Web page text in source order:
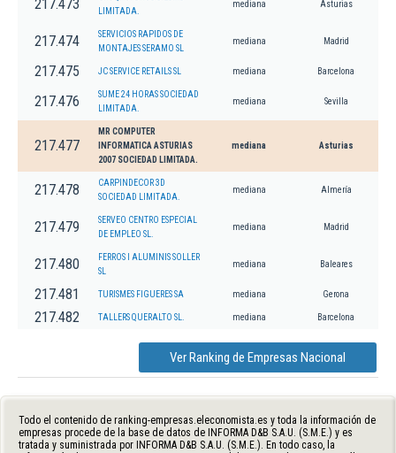
217.473
LIMITADA.
mediana Asturias
217.474
SERVICIOS RAPIDOS DE
MONTAJES SERAMO SL
mediana Madrid
217.475 JC SERVICE RETAILS SL mediana Barcelona
217.476
SUME 24 HORAS SOCIEDAD
LIMITADA.
mediana Sevilla
217.477
MR COMPUTER
INFORMATICA ASTURIAS
2007 SOCIEDAD LIMITADA.
mediana Asturias
217.478
CARPINDECOR 3D
SOCIEDAD LIMITADA.
mediana Almería
217.479
SERVEO CENTRO ESPECIAL
DE EMPLEO SL.
mediana Madrid
217.480
FERROS I ALUMINIS SOLLER
SL
mediana Baleares
217.481 TURISMES FIGUERES SA mediana Gerona
217.482 TALLERS QUERALTO SL. mediana Barcelona
Ver Ranking de Empresas Nacional
Todo el contenido de ranking-empresas.eleconomista.es y toda la información de
empresas procede de la base de datos de INFORMA D&B S.A.U. (S.M.E.) y es
tratada y suministrada por INFORMA D&B S.A.U. (S.M.E.). En todo caso, la